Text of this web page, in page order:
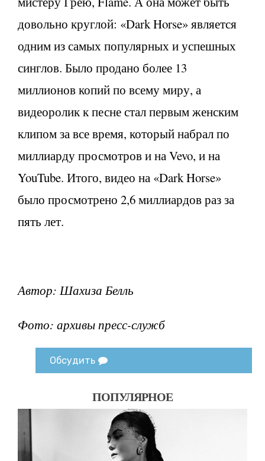
довольно круглой: «Dark Horse» является
одним из самых популярных и успешных
синглов. Было продано более 13
миллионов копий по всему миру, а
видеоролик к песне стал первым женским
клипом за все время, который набрал по
миллиарду просмотров и на Vevo, и на
YouTube. Итого, видео на «Dark Horse»
было просмотрено 2,6 миллиардов раз за
пять лет.
Автор: Шахиза Белль
Фото: архивы пресс-служб
Обсудить
ПОПУЛЯРНОЕ